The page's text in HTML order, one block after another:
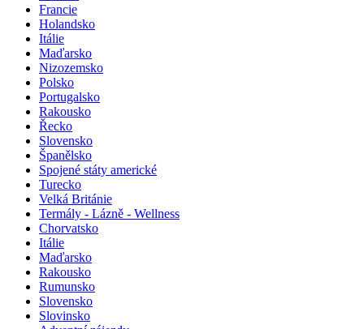
Dánsko
Francie
Holandsko
Itálie
Maďarsko
Nizozemsko
Polsko
Portugalsko
Rakousko
Řecko
Slovensko
Španělsko
Spojené státy americké
Turecko
Velká Británie
Termály - Lázně - Wellness
Chorvatsko
Itálie
Maďarsko
Rakousko
Rumunsko
Slovensko